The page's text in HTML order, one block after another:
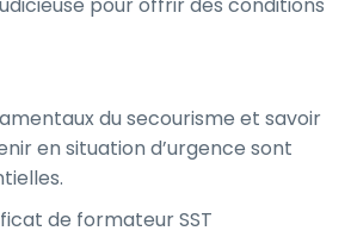
du secourisme et savoir
en situation d’urgence sont
de formateur SST